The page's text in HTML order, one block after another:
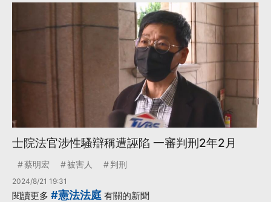
士院法官涉性騷辯稱遭誣陷 一審判刑2年2月
蔡明宏 被害人 判刑
2024/8/21 19:31
閱讀更多 #憲法法庭 有關的新聞